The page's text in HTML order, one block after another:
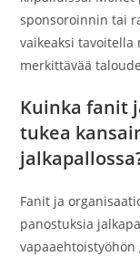
sponsoroinnin tai
vaikeaksi
merkittävää
Kuinka fanit
tukea
Fanit ja
panostuksia